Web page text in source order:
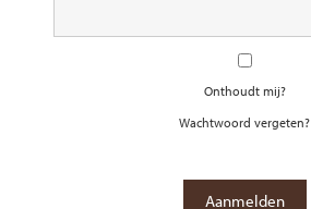
Onthoudt mij?
Wachtwoord vergeten?